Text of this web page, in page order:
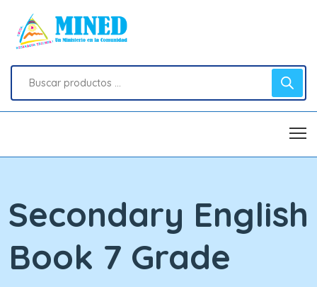
Secondary English
Book 7 Grade